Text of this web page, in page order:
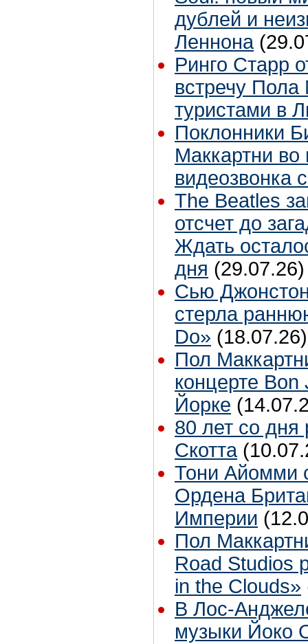
дублей и
Леннона
Ринго Старр
встречу Пола
туристами в
Поклонники
Маккартни во
видеозвонка
The Beatles
отсчет до
Ждать
дня (29.07.26)
Сью
стерла
Do» (18.07.26)
Пол
концерте
Йорке
80 лет со
Скотта
Тони Айомми
Ордена
Империи
Пол
Road Studios
in the Clouds»
В Лос-
музыки Йоко